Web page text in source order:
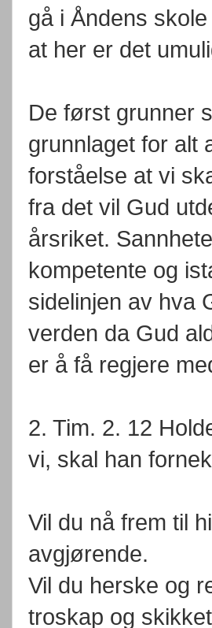
gå i Åndens
at her er det
De først grunner
grunnlaget for alt
forståelse at vi
fra det vil Gud
årsriket.
kompetente og
sidelinjen av hva
verden da Gud
er å få regjere
2. Tim. 2. 12
vi, skal han
Vil du nå frem til
avgjørende.
Vil du herske og
troskap og